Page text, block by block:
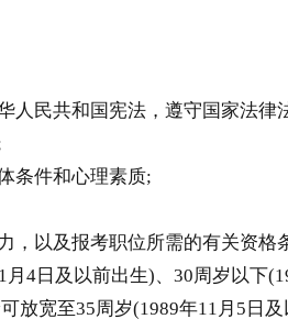
民共和国宪法，遵守国家法律
条件和心理素质;
以及报考职位所需的有关资格
日及以前出生)、30周岁以下
放宽至35周岁(1989年11月5日